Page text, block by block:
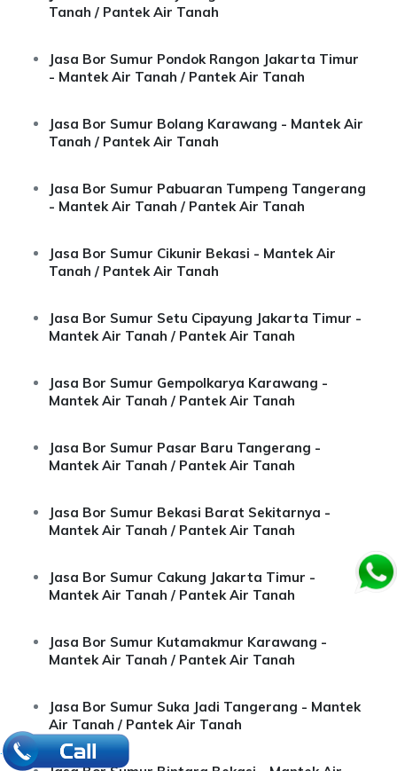
Tanah / Pantek Air Tanah
Jasa Bor Sumur Pondok Rangon Jakarta Timur
- Mantek Air Tanah / Pantek Air Tanah
Jasa Bor Sumur Bolang Karawang - Mantek Air
Tanah / Pantek Air Tanah
Jasa Bor Sumur Pabuaran Tumpeng Tangerang
- Mantek Air Tanah / Pantek Air Tanah
Jasa Bor Sumur Cikunir Bekasi - Mantek Air
Tanah / Pantek Air Tanah
Jasa Bor Sumur Setu Cipayung Jakarta Timur -
Mantek Air Tanah / Pantek Air Tanah
Jasa Bor Sumur Gempolkarya Karawang -
Mantek Air Tanah / Pantek Air Tanah
Jasa Bor Sumur Pasar Baru Tangerang -
Mantek Air Tanah / Pantek Air Tanah
Jasa Bor Sumur Bekasi Barat Sekitarnya -
Mantek Air Tanah / Pantek Air Tanah
Jasa Bor Sumur Cakung Jakarta Timur -
Mantek Air Tanah / Pantek Air Tanah
Jasa Bor Sumur Kutamakmur Karawang -
Mantek Air Tanah / Pantek Air Tanah
Jasa Bor Sumur Suka Jadi Tangerang - Mantek
Air Tanah / Pantek Air Tanah
.